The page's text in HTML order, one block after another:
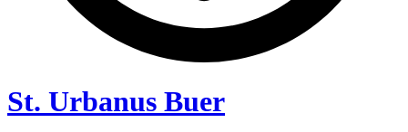
St. Urbanus Buer